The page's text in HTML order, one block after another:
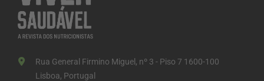
Rua General Firmino Miguel, nº 3 - Piso 7 1600-100
Lisboa, Portugal